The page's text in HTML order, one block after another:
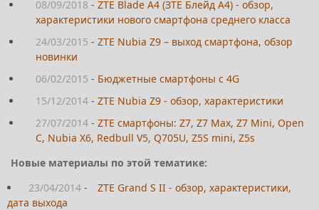
08/09/2018 - ZTE Blade A4 (ЗТЕ Блейд А4) - обзор,
характеристики нового смартфона среднего класса
24/03/2015 - ZTE Nubia Z9 – выход смартфона, обзор
новинки
06/02/2015 - Бюджетные смартфоны с 4G
15/12/2014 - ZTE Nubia Z9 - обзор, характеристики
27/07/2014 - ZTE смартфоны: Z7, Z7 Max, Z7 Mini, Open
C, Nubia X6, Redbull V5, Q705U, Z5S mini, Z5s
Новые материалы по этой тематике:
23/04/2014 -
ZTE Grand S II - обзор, характеристики,
дата выхода